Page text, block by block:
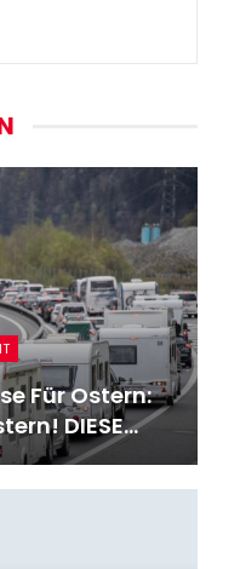
Für Ostern:
DIESE…